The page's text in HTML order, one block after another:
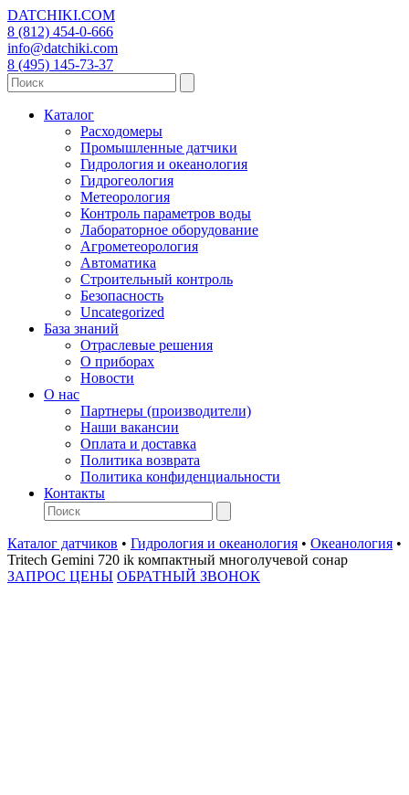
DATCHIKI.COM
8 (812) 454-0-666
info@datchiki.com
8 (495) 145-73-37
Каталог
Расходомеры
Промышленные датчики
Гидрология и океанология
Гидрогеология
Метеорология
Контроль параметров воды
Лабораторное оборудование
Агрометеорология
Автоматика
Строительный контроль
Безопасность
Uncategorized
База знаний
Отраслевые решения
О приборах
Новости
О нас
Партнеры (производители)
Наши вакансии
Оплата и доставка
Политика возврата
Политика конфиденциальности
Контакты
Каталог датчиков • Гидрология и океанология • Океанология •
Tritech Gemini 720 ik компактный многолучевой сонар
ЗАПРОС ЦЕНЫ ОБРАТНЫЙ ЗВОНОК